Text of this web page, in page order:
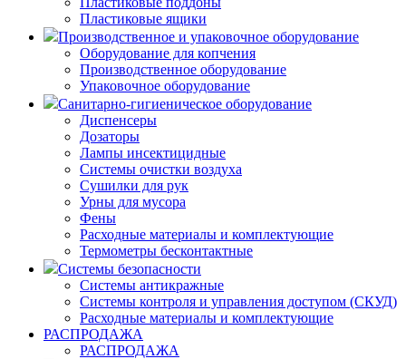
Пластиковые ящики
Производственное и упаковочное оборудование
Оборудование для копчения
Производственное оборудование
Упаковочное оборудование
Санитарно-гигиеническое оборудование
Диспенсеры
Дозаторы
Лампы инсектицидные
Системы очистки воздуха
Сушилки для рук
Урны для мусора
Фены
Расходные материалы и комплектующие
Термометры бесконтактные
Системы безопасности
Системы антикражные
Системы контроля и управления доступом (СКУД)
Расходные материалы и комплектующие
РАСПРОДАЖА
РАСПРОДАЖА